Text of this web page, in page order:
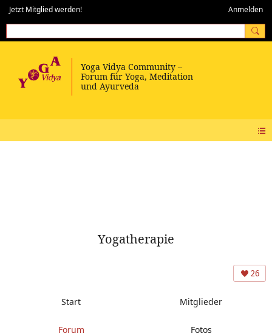
Jetzt Mitglied werden! Anmelden
Yogatherapie
26
Start Mitglieder
Forum Fotos